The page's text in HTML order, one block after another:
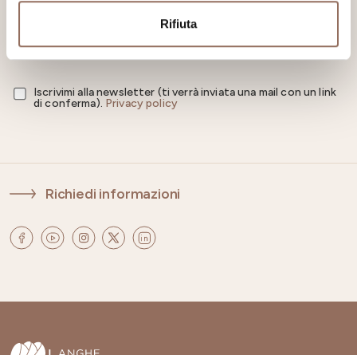
Rifiuta
Iscrizione
Iscrivimi alla newsletter (ti verrà inviata una mail con un link
di conferma). Privacy policy
Richiedi informazioni